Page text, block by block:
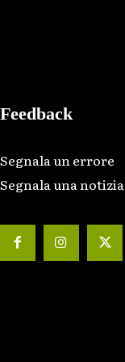
Feedback
Segnala un errore
Segnala una notizia